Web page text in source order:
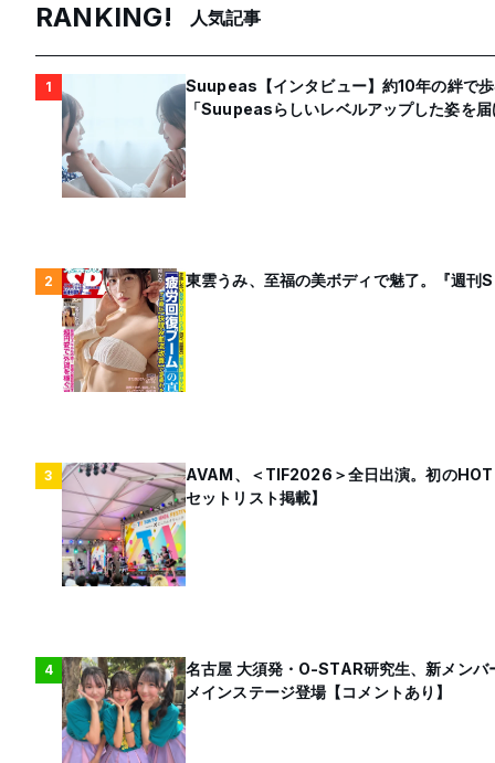
RANKING! 人気記事
1
Suupeas【インタビュー】約10年の絆で
「Suupeasらしいレベルアップした姿を
2 東雲うみ、至福の美ボディで魅了。『週刊
3
AVAM、＜TIF2026＞全日出演。初の
セットリスト掲載】
4
名古屋 大須発・O-STAR研究生、新メン
メインステージ登場【コメントあり】